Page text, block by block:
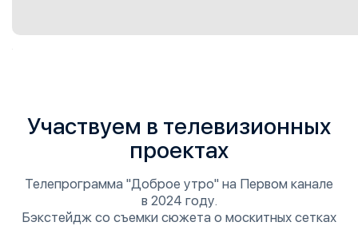
Участвуем в телевизионных
проектах
Телепрограмма "Доброе утро" на Первом канале
в 2024 году.
Бэкстейдж со съемки сюжета о москитных сетках